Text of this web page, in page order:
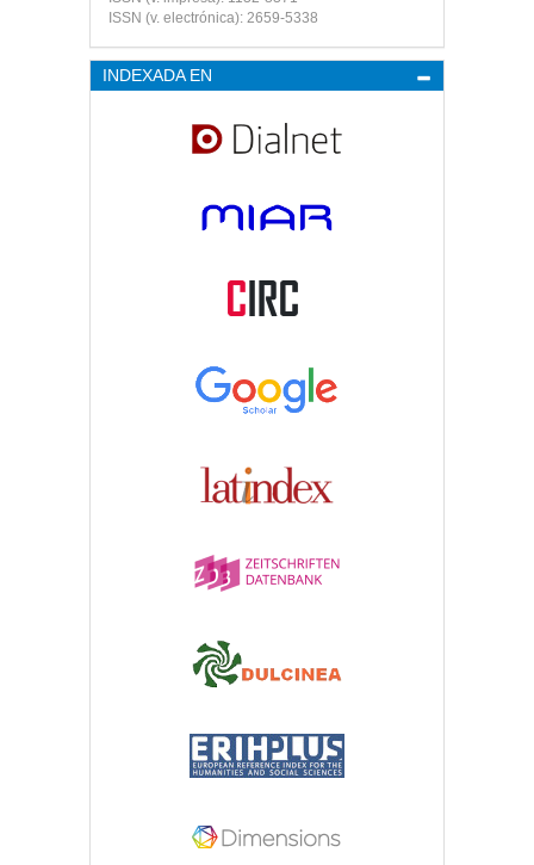
ISSN (v. electrónica): 2659-5338
INDEXADA EN